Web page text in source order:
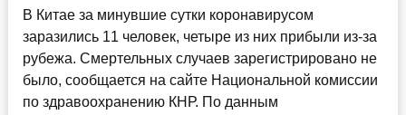
В Китае за минувшие сутки коронавирусом
заразились 11 человек, четыре из них прибыли из-за
рубежа. Смертельных случаев зарегистрировано не
было, сообщается на сайте Национальной комиссии
по здравоохранению КНР. По данным